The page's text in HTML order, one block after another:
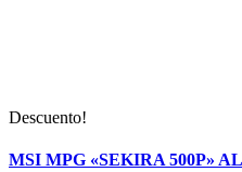
Descuento!
MSI MPG «SEKIRA 500P»